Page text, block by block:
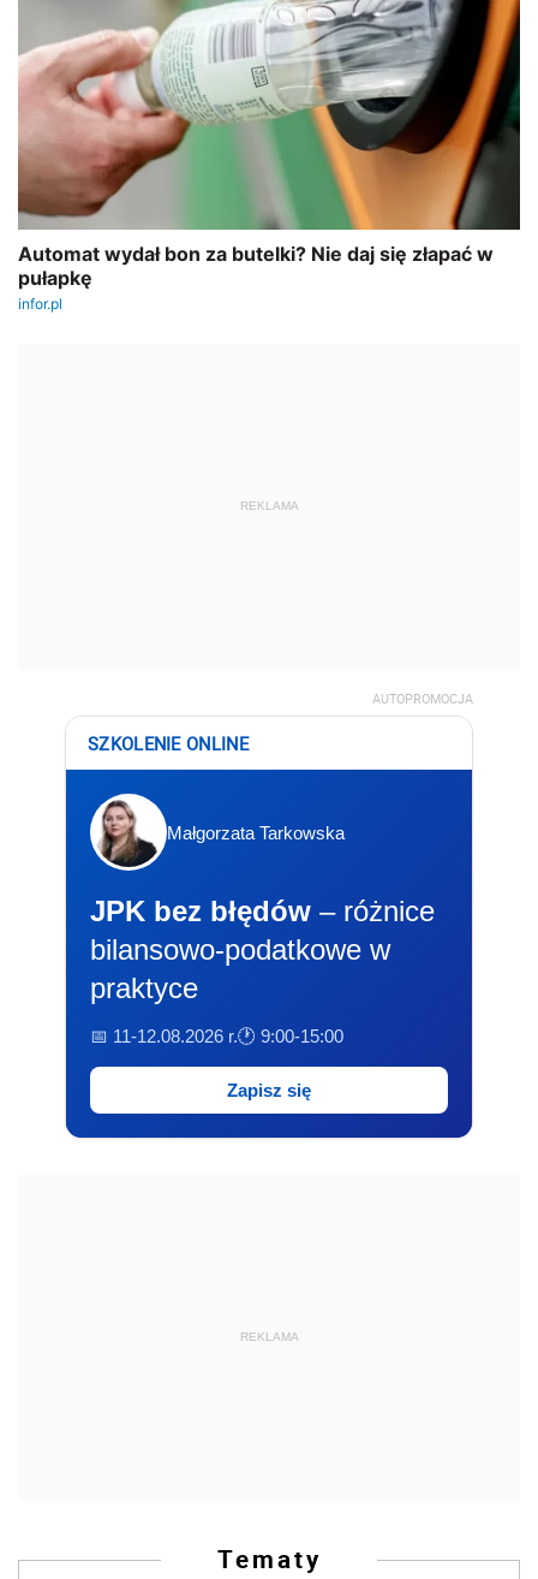
REKLAMA
AUTOPROMOCJA
SZKOLENIE ONLINE
Małgorzata Tarkowska
JPK bez błędów – różnice
bilansowo-podatkowe w
praktyce
📅 11-12.08.2026 r.🕐 9:00-15:00
Zapisz się
REKLAMA
Tematy